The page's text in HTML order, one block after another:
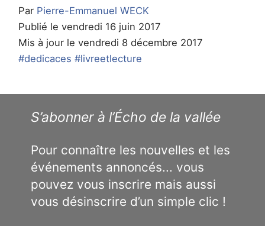
Par Pierre-Emmanuel WECK
Publié le vendredi 16 juin 2017
Mis à jour le vendredi 8 décembre 2017
#dedicaces #livreetlecture
S’abonner à l’Écho de la vallée
Pour connaître les nouvelles et les
événements annoncés... vous
pouvez vous inscrire mais aussi
vous désinscrire d’un simple clic !